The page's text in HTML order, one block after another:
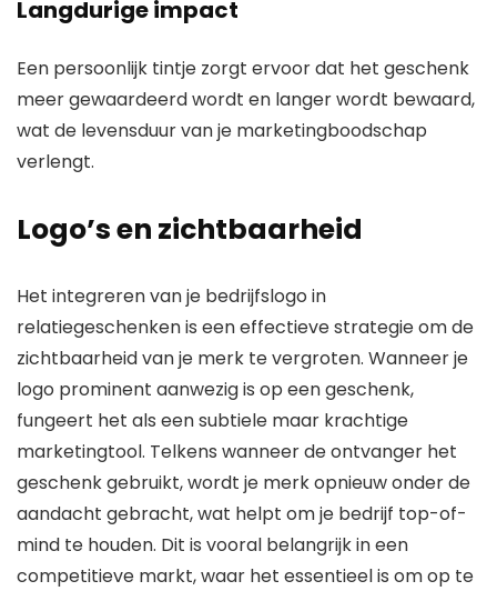
Langdurige impact
Een persoonlijk tintje zorgt ervoor dat het geschenk
meer gewaardeerd wordt en langer wordt bewaard,
wat de levensduur van je marketingboodschap
verlengt.
Logo’s en zichtbaarheid
Het integreren van je bedrijfslogo in
relatiegeschenken is een effectieve strategie om de
zichtbaarheid van je merk te vergroten. Wanneer je
logo prominent aanwezig is op een geschenk,
fungeert het als een subtiele maar krachtige
marketingtool. Telkens wanneer de ontvanger het
geschenk gebruikt, wordt je merk opnieuw onder de
aandacht gebracht, wat helpt om je bedrijf top-of-
mind te houden. Dit is vooral belangrijk in een
competitieve markt, waar het essentieel is om op te